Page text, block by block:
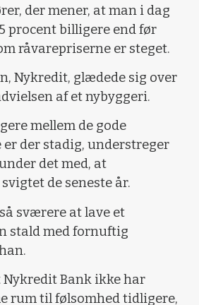
der mener, at man i dag
procent billigere end før
råvarepriserne er steget.
Nykredit, glædede sig over
af et nybyggeri.
mellem de gode
er der stadig, understreger
det med, at
de seneste år.
sværere at lave et
stald med fornuftig
Nykredit Bank ikke har
rum til følsomhed tidligere,